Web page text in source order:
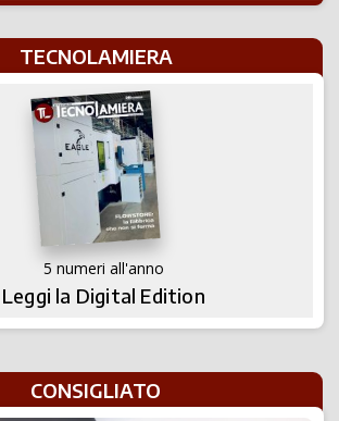
TECNOLAMIERA
5 numeri all'anno
Leggi la Digital Edition
CONSIGLIATO